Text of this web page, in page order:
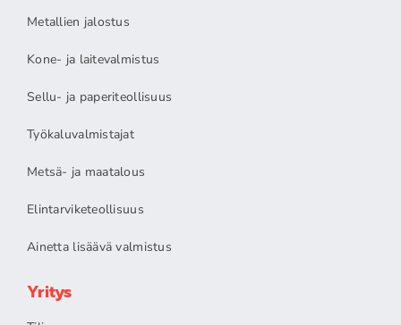
Metallien jalostus
Kone- ja laitevalmistus
Sellu- ja paperiteollisuus
Työkaluvalmistajat
Metsä- ja maatalous
Elintarviketeollisuus
Ainetta lisäävä valmistus
Yritys